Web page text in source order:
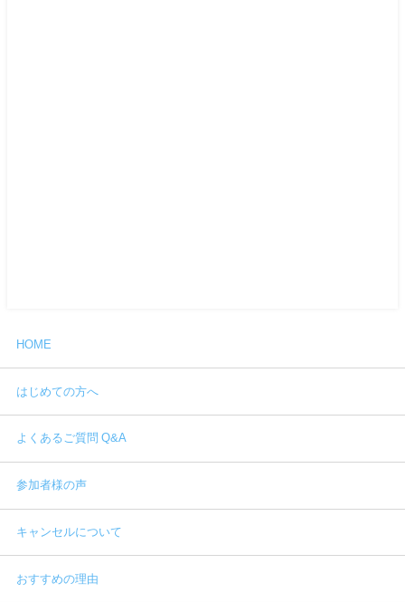
HOME
はじめての方へ
よくあるご質問 Q&A
参加者様の声
キャンセルについて
おすすめの理由